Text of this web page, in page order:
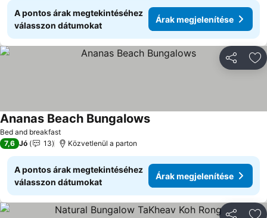
A pontos árak megtekintéséhez
válasszon dátumokat
Árak megjelenítése
Bed and breakfast
Ananas Beach BungalowsÁrak megjelenítése
7,6 Jó 13 Közvetlenül a parton
A pontos árak megtekintéséhez
válasszon dátumokat
Árak megjelenítése